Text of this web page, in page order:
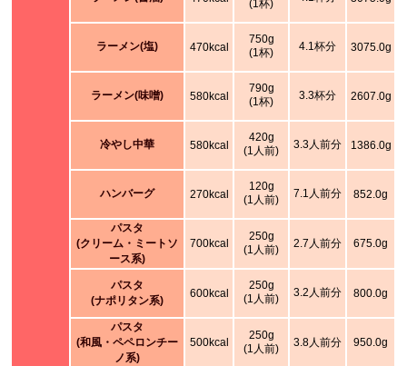
(1杯)
ラーメン(塩) 470kcal
750g
(1杯)
4.1杯分 3075.0g
ラーメン(味噌) 580kcal
790g
(1杯)
3.3杯分 2607.0g
冷やし中華 580kcal
420g
(1人前)
3.3人前分 1386.0g
ハンバーグ 270kcal
120g
(1人前)
7.1人前分 852.0g
パスタ
(クリーム・ミートソ
ース系)
700kcal
250g
(1人前)
2.7人前分 675.0g
パスタ
(ナポリタン系)
600kcal
250g
(1人前)
3.2人前分 800.0g
パスタ
(和風・ペペロンチー
ノ系)
500kcal
250g
(1人前)
3.8人前分 950.0g